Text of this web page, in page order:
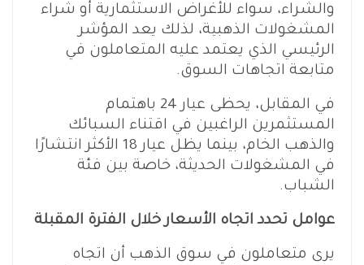
والشراء، سواء للأغراض الاستثمارية أو شراء
المشغولات الذهبية، لذلك يعد المؤشر
الرئيسي الذي يعتمد عليه المتعاملون في
متابعة اتجاهات السوق.
في المقابل، يحظى عيار 24 باهتمام
المستثمرين الراغبين في اقتناء السبائك
والذهب الخام، بينما يظل عيار 18 الأكثر انتشارًا
في المشغولات الحديثة، خاصة بين فئة
الشباب.
عوامل تحدد اتجاه الأسعار خلال الفترة المقبلة
يرى متعاملون في سوق الذهب أن اتجاه